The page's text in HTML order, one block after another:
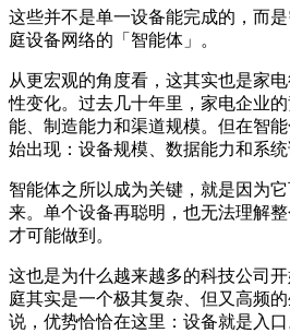
这些并不是单一设备能完成的，而
庭设备网络的「智能体」。
从更宏观的角度看，这其实也是家
性变化。过去几十年里，家电企业
能、制造能力和渠道规模。但在智
始出现：设备规模、数据能力和系统
智能体之所以成为关键，就是因为
来。单个设备再聪明，也无法理解
才可能做到。
这也是为什么越来越多的科技公司
庭其实是一个极其复杂、但又高频
说，优势恰恰在这里：设备就是入口